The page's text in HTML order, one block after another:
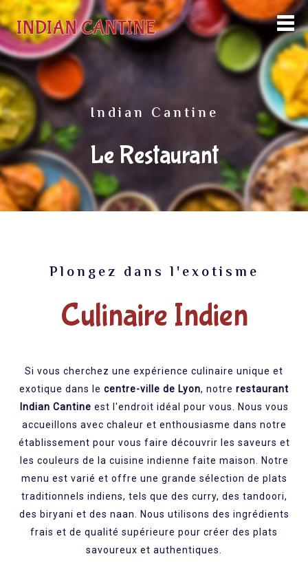
Indian Cantine
Le Restaurant
Plongez dans l'exotisme
Culinaire Indien
Si vous cherchez une expérience culinaire unique et
exotique dans le centre-ville de Lyon, notre restaurant
Indian Cantine est l'endroit idéal pour vous. Nous vous
accueillons avec chaleur et enthousiasme dans notre
établissement pour vous faire découvrir les saveurs et
les couleurs de la cuisine indienne faite maison. Notre
menu est varié et offre une grande sélection de plats
traditionnels indiens, tels que des curry, des tandoori,
des biryani et des naan. Nous utilisons des ingrédients
frais et de qualité supérieure pour créer des plats
savoureux et authentiques.